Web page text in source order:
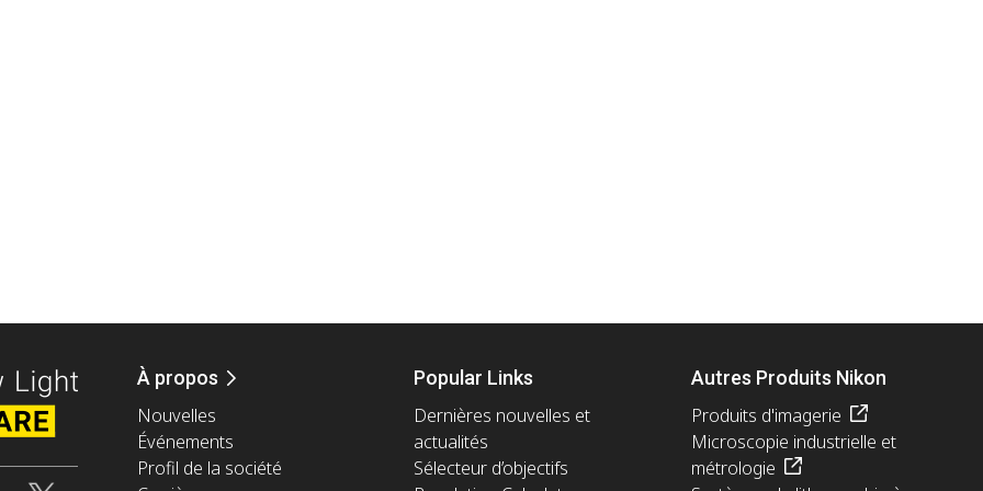
À propos
Nouvelles
Événements
Profil de la société
Popular Links
Dernières nouvelles et
actualités
Sélecteur d’objectifs
Autres Produits Nikon
Produits d'imagerie
Microscopie industrielle et
métrologie